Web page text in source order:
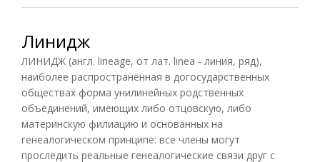
Линидж
ЛИНИДЖ (англ. lineage, от лат. linea - линия, ряд),
наиболее распространённая в догосударственных
обществах форма унилинейных родственных
объединений, имеющих либо отцовскую, либо
материнскую филиацию и основанных на
генеалогическом принципе: все члены могут
проследить реальные генеалогические связи друг с